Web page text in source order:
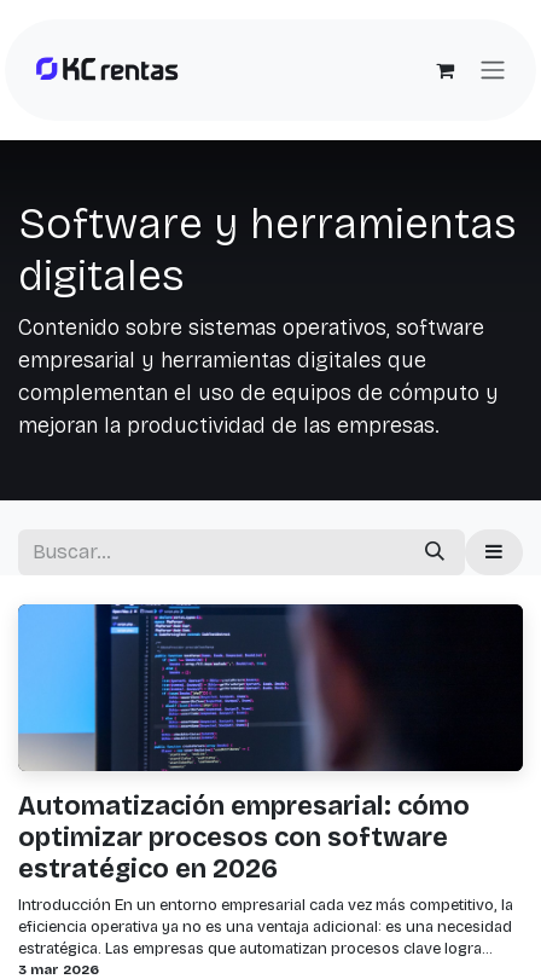
Software y herramientas
digitales
Contenido sobre sistemas operativos, software
empresarial y herramientas digitales que
complementan el uso de equipos de cómputo y
mejoran la productividad de las empresas.
Automatización empresarial: cómo
optimizar procesos con software
estratégico en 2026
Introducción En un entorno empresarial cada vez más competitivo, la
eficiencia operativa ya no es una ventaja adicional: es una necesidad
estratégica. Las empresas que automatizan procesos clave logra...
3 mar 2026